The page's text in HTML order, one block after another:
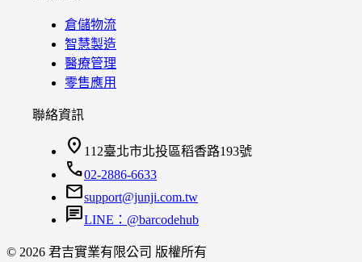
倉儲物流
智慧製造
醫療管理
零售應用
聯絡資訊
location_on 112臺北市北投區稻香路193號
call02-2886-6633
mailsupport@junji.com.tw
chatLINE：@barcodehub
© 2026 君吉實業有限公司 版權所有